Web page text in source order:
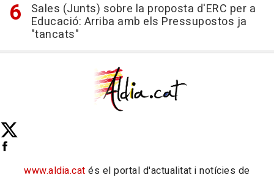
Sales (Junts) sobre la proposta d'ERC per a
Educació: Arriba amb els Pressupostos ja
"tancats"
www.aldia.cat és el portal d'actualitat i notícies de